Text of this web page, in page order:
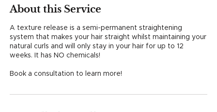
m
i
About this Service
A texture release is a semi-permanent straightening
system that makes your hair straight whilst maintaining your
natural curls and will only stay in your hair for up to 12
weeks. It has NO chemicals!
Book a consultation to learn more!